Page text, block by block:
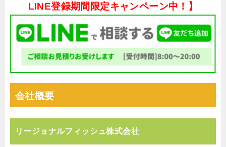
LINE登録期間限定キャンペーン中！】
会社概要
リージョナルフィッシュ株式会社